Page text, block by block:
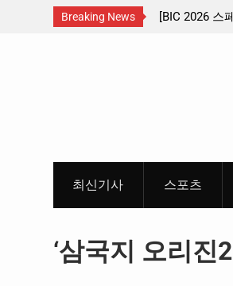
Breaking News
인디커넥트페스티벌 출품 인디
판타지
최신기사 스포츠
‘삼국지 오리진